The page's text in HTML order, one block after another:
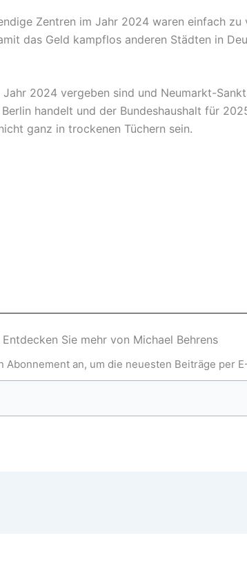
Zentren im Jahr 2024 waren einfach
das Geld kampflos anderen Städten in
2024 vergeben sind und Neumarkt-
handelt und der Bundeshaushalt für
ganz in trockenen Tüchern sein.
Entdecken Sie mehr von Michael Behrens
Abonnement an, um die neuesten Beiträge per